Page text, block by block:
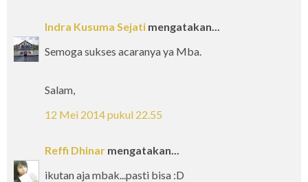
Indra Kusuma Sejati mengatakan...
Semoga sukses acaranya ya Mba.
Salam,
12 Mei 2014 pukul 22.55
Reffi Dhinar mengatakan...
ikutan aja mbak...pasti bisa :D